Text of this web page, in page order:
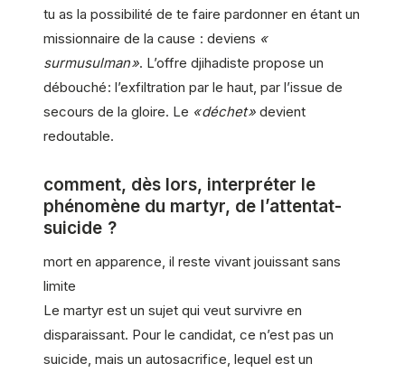
tu as la possibilité de te faire pardonner en étant un
missionnaire de la cause : deviens «
surmusulman ». L’offre djihadiste propose un
débouché : l’ex­filtration par le haut, par l’issue de
secours de la gloire. Le « déchet » devient
redoutable.
comment, dès lors, interpréter le
phénomène du martyr, de l’attentat-
suicide ?
mort en apparence, il reste vivant jouissant sans
limite
Le martyr est un sujet qui veut survivre en
disparaissant. Pour le candidat, ce n’est pas un
suicide, mais un autosacrifice, lequel est un